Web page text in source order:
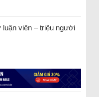
luận viên – triệu người